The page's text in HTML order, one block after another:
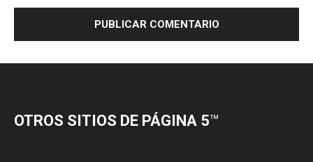
OTROS SITIOS DE PÁGINA 5™